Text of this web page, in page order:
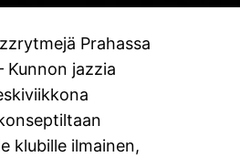
Prahassa
Kunnon jazzia
klubille ilmainen,